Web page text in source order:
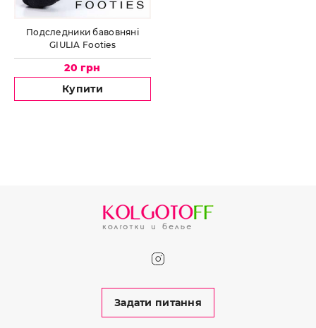
Подследники бавовняні
GIULIA Footies
20 грн
Купити
Задати питання